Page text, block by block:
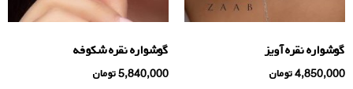
گوشواره نقره آویز
4,850,000تومان
گوشواره نقره شکوفه
5,840,000تومان